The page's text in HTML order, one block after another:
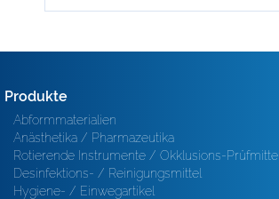
Produkte
Abformmaterialien
Anästhetika / Pharmazeutika
Rotierende Instrumente / Okklusions-Prüfmittel
Desinfektions- / Reinigungsmittel
Hygiene- / Einwegartikel